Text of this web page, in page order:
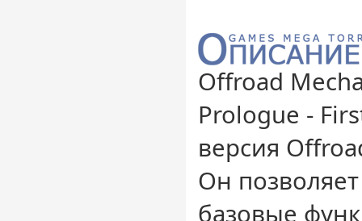
Offroad
Prologue -
версия
Он
базовые